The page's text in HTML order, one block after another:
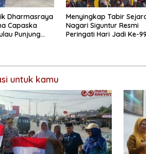
Dharmasraya
Capaska
Punjung
Menyingkap Tabir
Nagari Siguntur Resmi
Peringati Hari Jadi Ke-99
untuk kamu